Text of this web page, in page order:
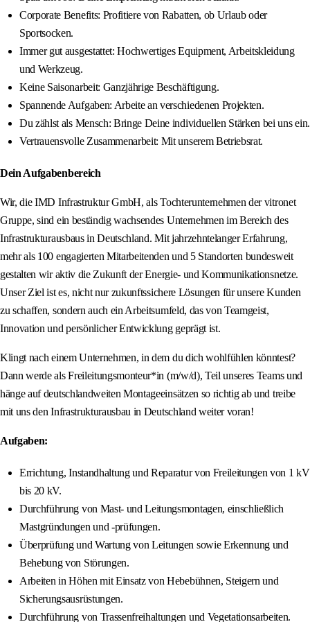
Corporate Benefits: Profitiere von Rabatten, ob Urlaub oder
Sportsocken.
Immer gut ausgestattet: Hochwertiges Equipment, Arbeitskleidung
und Werkzeug.
Keine Saisonarbeit: Ganzjährige Beschäftigung.
Spannende Aufgaben: Arbeite an verschiedenen Projekten.
Du zählst als Mensch: Bringe Deine individuellen Stärken bei uns ein.
Vertrauensvolle Zusammenarbeit: Mit unserem Betriebsrat.
Dein Aufgabenbereich
Wir, die IMD Infrastruktur GmbH, als Tochterunternehmen der vitronet
Gruppe, sind ein beständig wachsendes Unternehmen im Bereich des
Infrastrukturausbaus in Deutschland. Mit jahrzehntelanger Erfahrung,
mehr als 100 engagierten Mitarbeitenden und 5 Standorten bundesweit
gestalten wir aktiv die Zukunft der Energie- und Kommunikationsnetze.
Unser Ziel ist es, nicht nur zukunftssichere Lösungen für unsere Kunden
zu schaffen, sondern auch ein Arbeitsumfeld, das von Teamgeist,
Innovation und persönlicher Entwicklung geprägt ist.
Klingt nach einem Unternehmen, in dem du dich wohlfühlen könntest?
Dann werde als Freileitungsmonteur*in (m/w/d), Teil unseres Teams und
hänge auf deutschlandweiten Montageeinsätzen so richtig ab und treibe
mit uns den Infrastrukturausbau in Deutschland weiter voran!
Aufgaben:
Errichtung, Instandhaltung und Reparatur von Freileitungen von 1 kV
bis 20 kV.
Durchführung von Mast- und Leitungsmontagen, einschließlich
Mastgründungen und -prüfungen.
Überprüfung und Wartung von Leitungen sowie Erkennung und
Behebung von Störungen.
Arbeiten in Höhen mit Einsatz von Hebebühnen, Steigern und
Sicherungsausrüstungen.
Durchführung von Trassenfreihaltungen und Vegetationsarbeiten.